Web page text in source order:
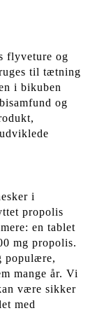
flyveture og
til tætning
i bikuben
og
i
propolis
en tablet
mg propolis.
populære,
mange år. Vi
være sikker
med